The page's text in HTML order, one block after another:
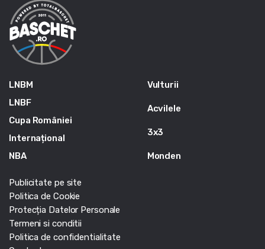
LNBM
LNBF
Cupa României
Internațional
NBA
Vulturii
Acvilele
3x3
Monden
Publicitate pe site
Politica de Cookie
Protecția Datelor Personale
Termeni si conditii
Politica de confidentialitate